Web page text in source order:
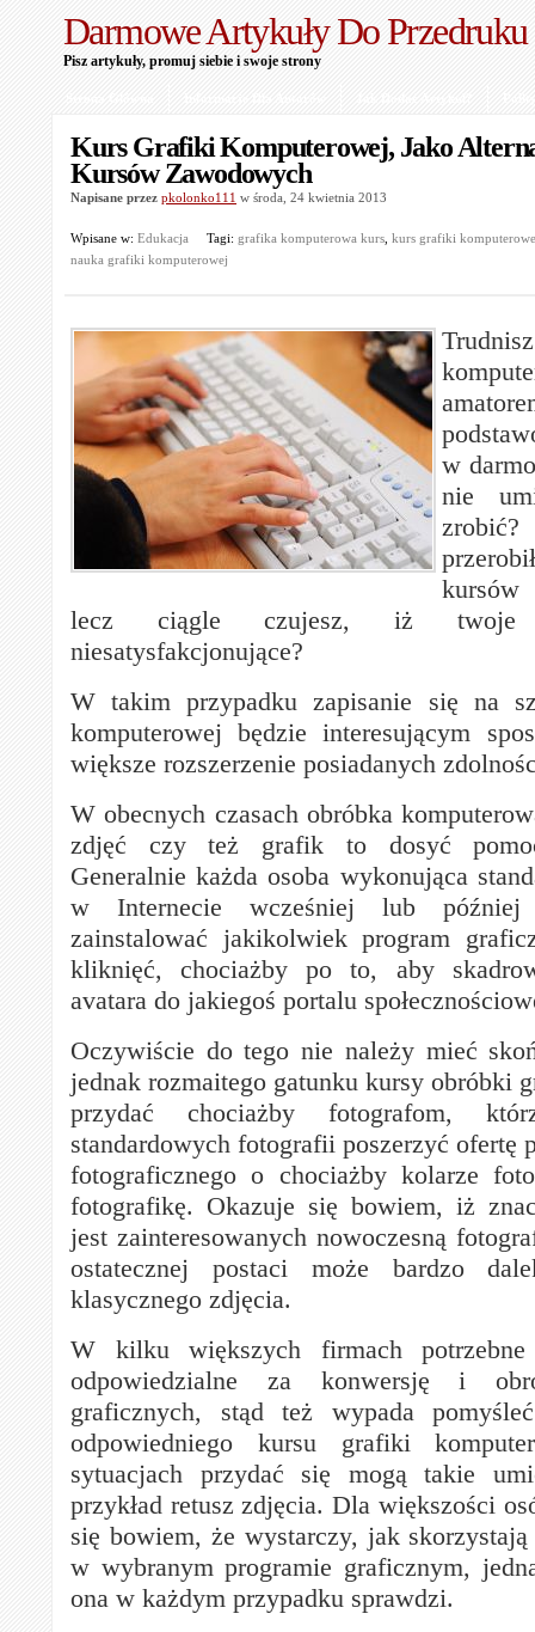
Darmowe Artykuły Do Przedruku
Pisz artykuły, promuj siebie i swoje strony
Kurs Grafiki Komputerowej, Jako
Kursów Zawodowych
Napisane przez pkolonko111 w środa, 24 kwietnia 2013
Wpisane w: Edukacja Tagi: grafika komputerowa kurs kurs grafiki
nauka grafiki komputerowej
w
nie
lecz ciągle czujesz, iż twoje
niesatysfakcjonujące?
W takim przypadku zapisanie się na
komputerowej będzie interesującym
większe rozszerzenie posiadanych
W obecnych czasach obróbka
zdjęć czy też grafik to dosyć
Generalnie każda osoba wykonująca
w Internecie wcześniej lub później
zainstalować jakikolwiek program
kliknięć, chociażby po to, aby
avatara do jakiegoś portalu
Oczywiście do tego nie należy mieć
jednak rozmaitego gatunku kursy obróbki
przydać chociażby fotografom,
standardowych fotografii poszerzyć ofertę
fotograficznego o chociażby kolarze
fotografikę. Okazuje się bowiem, iż
jest zainteresowanych nowoczesną
ostatecznej postaci może bardzo
klasycznego zdjęcia.
W kilku większych firmach
odpowiedzialne za konwersję i
graficznych, stąd też wypada
odpowiedniego kursu grafiki
sytuacjach przydać się mogą takie
przykład retusz zdjęcia. Dla większości
się bowiem, że wystarczy, jak
w wybranym programie graficznym,
ona w każdym przypadku sprawdzi.